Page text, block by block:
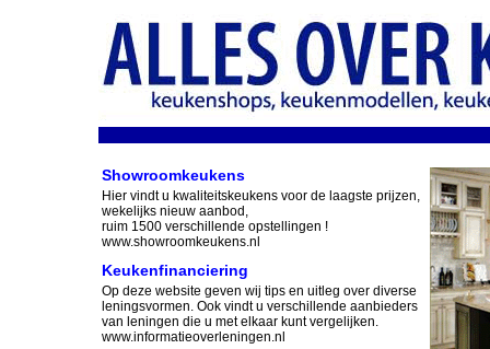
Showroomkeukens
Hier vindt u kwaliteitskeukens voor de laagste prijzen,
wekelijks nieuw aanbod,
ruim 1500 verschillende opstellingen !
www.showroomkeukens.nl
Keukenfinanciering
Op deze website geven wij tips en uitleg over diverse
leningsvormen. Ook vindt u verschillende aanbieders
van leningen die u met elkaar kunt vergelijken.
www.informatieoverleningen.nl